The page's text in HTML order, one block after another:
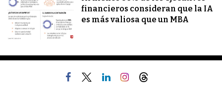
financieros consideran que la IA
es más valiosa que un MBA